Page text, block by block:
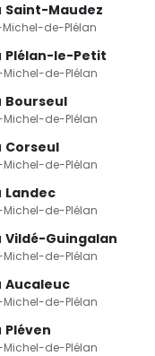
Saint-Maudez
de-Plélan
Plélan-le-Petit
de-Plélan
Bourseul
de-Plélan
Corseul
de-Plélan
Landec
de-Plélan
Vildé-Guingalan
de-Plélan
Aucaleuc
de-Plélan
Pléven
de-Plélan